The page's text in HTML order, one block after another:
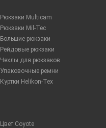
Рюкзаки Multicam
Рюкзаки Mil-Tec
Большие рюкзаки
Рейдовые рюкзаки
Чехлы для рюкзаков
Упаковочные ремни
Куртки Helikon-Tex
Цвет Coyote